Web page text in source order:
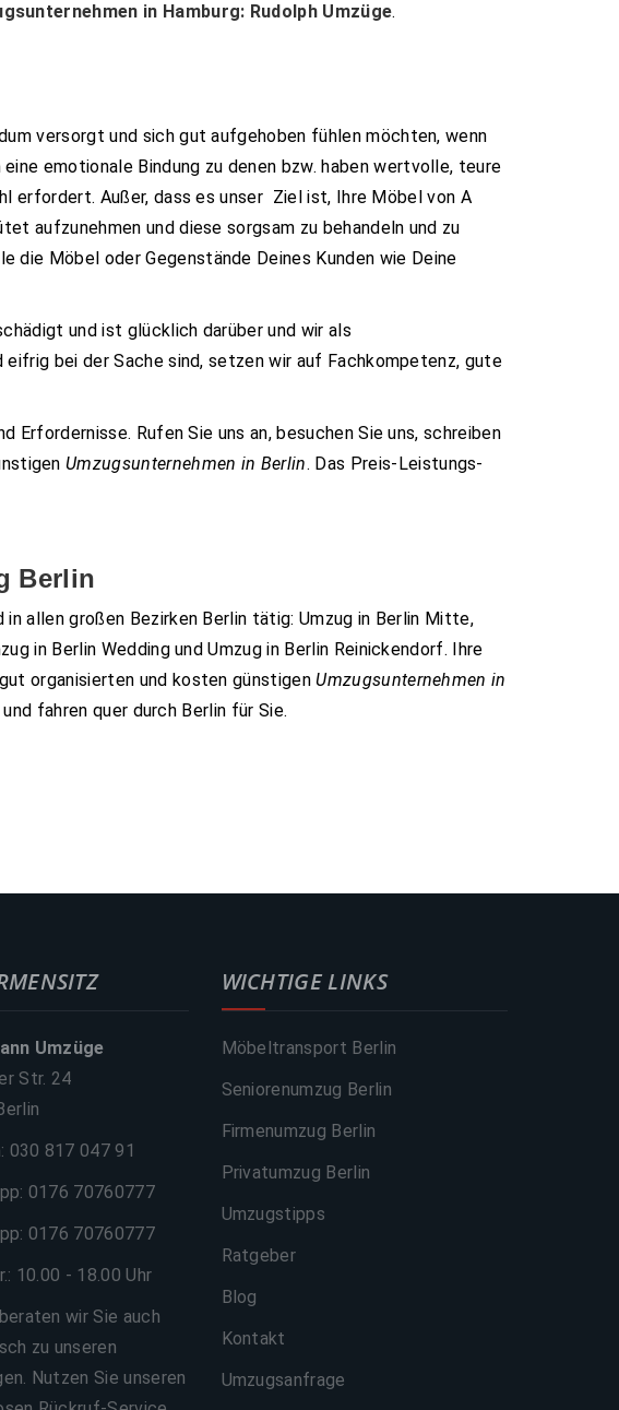
in Hamburg: Rudolph Umzüge.
versorgt und sich gut aufgehoben fühlen möchten, wenn
emotionale Bindung zu denen bzw. haben wertvolle, teure
erfordert. Außer, dass es unser Ziel ist, Ihre Möbel von A
aufzunehmen und diese sorgsam zu behandeln und zu
die Möbel oder Gegenstände Deines Kunden wie Deine
und ist glücklich darüber und wir als
bei der Sache sind, setzen wir auf Fachkompetenz, gute
Rufen Sie uns an, besuchen Sie uns, schreiben
Umzugsunternehmen in Berlin. Das Preis-Leistungs-
Berlin
in allen großen Bezirken Berlin tätig: Umzug in Berlin Mitte,
in Berlin Wedding und Umzug in Berlin Reinickendorf. Ihre
organisierten und kosten günstigenUmzugsunternehmen in
fahren quer durch Berlin für Sie.
Umzüge
Str. 24
030 817 047 91
0176 70760777
0176 70760777
10.00 - 18.00 Uhr
wir Sie auch
zu unseren
Nutzen Sie unseren
WICHTIGE LINKS
Möbeltransport Berlin
Seniorenumzug Berlin
Firmenumzug Berlin
Privatumzug Berlin
Umzugstipps
Ratgeber
Blog
Kontakt
Umzugsanfrage